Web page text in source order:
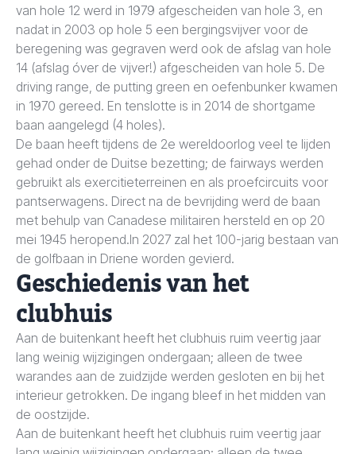
van hole 12 werd in 1979 afgescheiden van hole 3, en
nadat in 2003 op hole 5 een bergingsvijver voor de
beregening was gegraven werd ook de afslag van hole
14 (afslag óver de vijver!) afgescheiden van hole 5. De
driving range, de putting green en oefenbunker kwamen
in 1970 gereed. En tenslotte is in 2014 de shortgame
baan aangelegd (4 holes).
De baan heeft tijdens de 2e wereldoorlog veel te lijden
gehad onder de Duitse bezetting; de fairways werden
gebruikt als exercitieterreinen en als proefcircuits voor
pantserwagens. Direct na de bevrijding werd de baan
met behulp van Canadese militairen hersteld en op 20
mei 1945 heropend.In 2027 zal het 100-jarig bestaan van
de golfbaan in Driene worden gevierd.
Geschiedenis van het
clubhuis
Aan de buitenkant heeft het clubhuis ruim veertig jaar
lang weinig wijzigingen ondergaan; alleen de twee
warandes aan de zuidzijde werden gesloten en bij het
interieur getrokken. De ingang bleef in het midden van
de oostzijde.
Aan de buitenkant heeft het clubhuis ruim veertig jaar